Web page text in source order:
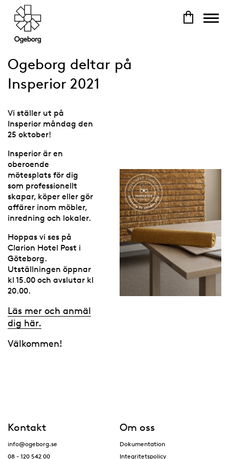
Ogeborg deltar på
Insperior 2021
Vi ställer ut på
Insperior måndag den
25 oktober!
Insperior är en
oberoende
mötesplats för dig
som professionellt
skapar, köper eller gör
affärer inom möbler,
inredning och lokaler.
Hoppas vi ses på
Clarion Hotel Post i
Göteborg.
Utställningen öppnar
kl 15.00 och avslutar kl
20.00.
Läs mer och anmäl
dig här.
Välkommen!
Kontakt
info@ogeborg.se
08 - 120 542 00
Om oss
Dokumentation
Integritetspolicy